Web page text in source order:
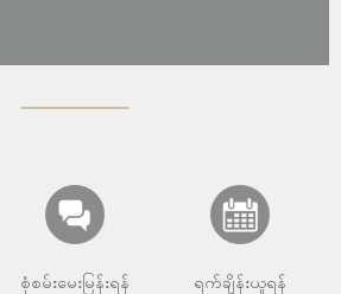
စုံစမ်းမေးမြန်းရန် ရက်ချိန်းယူရန်